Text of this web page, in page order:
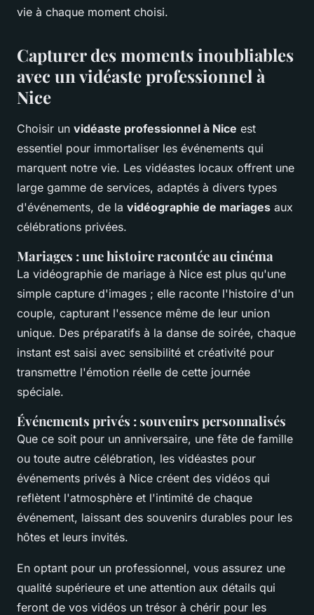
vie à chaque moment choisi.
Capturer des moments inoubliables
avec un vidéaste professionnel à
Nice
Choisir un vidéaste professionnel à Nice est
essentiel pour immortaliser les événements qui
marquent notre vie. Les vidéastes locaux offrent une
large gamme de services, adaptés à divers types
d'événements, de la vidéographie de mariages aux
célébrations privées.
Mariages : une histoire racontée au cinéma
La vidéographie de mariage à Nice est plus qu'une
simple capture d'images ; elle raconte l'histoire d'un
couple, capturant l'essence même de leur union
unique. Des préparatifs à la danse de soirée, chaque
instant est saisi avec sensibilité et créativité pour
transmettre l'émotion réelle de cette journée
spéciale.
Événements privés : souvenirs personnalisés
Que ce soit pour un anniversaire, une fête de famille
ou toute autre célébration, les vidéastes pour
événements privés à Nice créent des vidéos qui
reflètent l'atmosphère et l'intimité de chaque
événement, laissant des souvenirs durables pour les
hôtes et leurs invités.
En optant pour un professionnel, vous assurez une
qualité supérieure et une attention aux détails qui
feront de vos vidéos un trésor à chérir pour les